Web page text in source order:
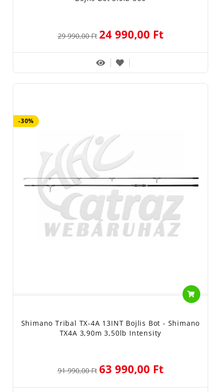
29 990,00 Ft 24 990,00 Ft
-30%
Shimano Tribal TX-4A 13INT Bojlis Bot - Shimano
TX4A 3,90m 3,50lb Intensity
91 990,00 Ft 63 990,00 Ft